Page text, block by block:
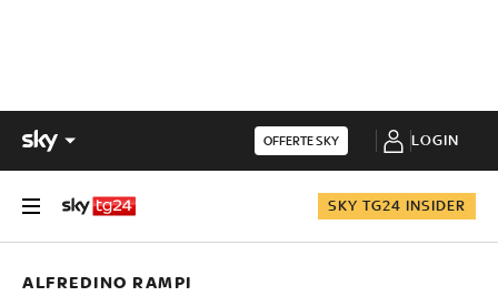
OFFERTE SKY LOGIN
SKY TG24 INSIDER
ALFREDINO RAMPI